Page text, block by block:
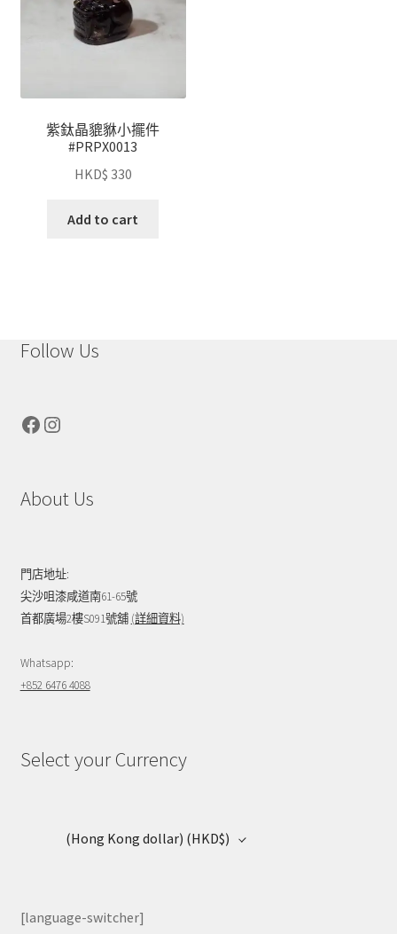
紫鈦晶貔貅小擺件
#PRPX0013
HKD$ 330
Add to cart
Follow Us
Facebook
Instagram
About Us
門店地址:
尖沙咀漆咸道南61-65號
首都廣場2樓S091號舖 (詳細資料)
Whatsapp:
+852 6476 4088
Select your Currency
(Hong Kong dollar) (HKD$)
[language-switcher]